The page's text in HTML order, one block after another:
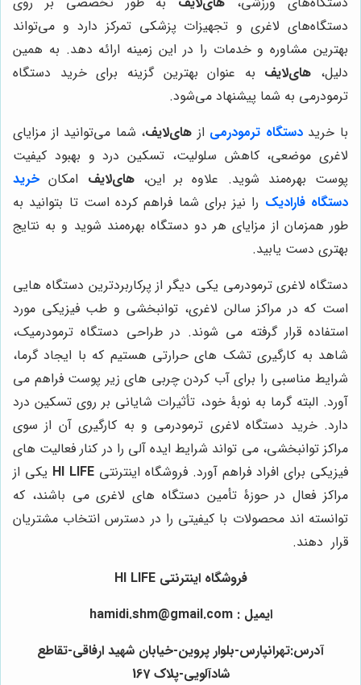
دستگاه‌های لاغری و تجهیزات پزشکی تمرکز دارد و می‌تواند
بهترین مشاوره و خدمات را در این زمینه ارائه دهد. به همین
دلیل، های‌لایف به عنوان بهترین گزینه برای خرید دستگاه
ترمودرمی به شما پیشنهاد می‌شود.
با خریددستگاه ترمودرمی از های‌لایف، شما می‌توانید از مزایای
لاغری موضعی، کاهش سلولیت، تسکین درد و بهبود کیفیت
پوست بهره‌مند شوید. علاوه بر این،های‌لایف امکان خرید
دستگاه فارادیک را نیز برای شما فراهم کرده است تا بتوانید به
طور همزمان از مزایای هر دو دستگاه بهره‌مند شوید و به نتایج
بهتری دست یابید.
دستگاه لاغری ترمودرمی یکی دیگر از پرکاربردترین دستگاه هایی
است که در مراکز سالن لاغری، توانبخشی و طب فیزیکی مورد
استفاده قرار گرفته می شوند. در طراحی دستگاه ترمودرمیک،
شاهد به کارگیری تشک های حرارتی هستیم که با ایجاد گرما،
شرایط مناسبی را برای آب کردن چربی های زیر پوست فراهم می
آورد. البته گرما به نوبۀ خود، تأثیرات شایانی بر روی تسکین درد
دارد. خرید دستگاه لاغری ترمودرمی و به کارگیری آن از سوی
مراکز توانبخشی، می تواند شرایط ایده آلی را در کنار فعالیت های
فیزیکی برای افراد فراهم آورد. فروشگاه اینترنتی HI LIFE یکی از
مراکز فعال در حوزۀ تأمین دستگاه های لاغری می باشند، که
توانسته اند محصولات با کیفیتی را در دسترس انتخاب مشتریان
قرار دهند.
فروشگاه اینترنتی HI LIFE
ایمیل : hamidi.shm@gmail.com
آدرس:تهرانپارس-بلوار پروین-خیابان شهید ارفاقی-تقاطع
شادآلویی-پلاک 167